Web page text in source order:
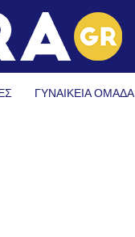
ΓΥΝΑΙΚΕΊΑ ΟΜΆΔΑ